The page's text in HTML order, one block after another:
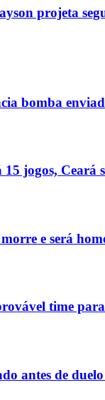
projeta
bomba
jogos, Ceará
e será
time
antes de